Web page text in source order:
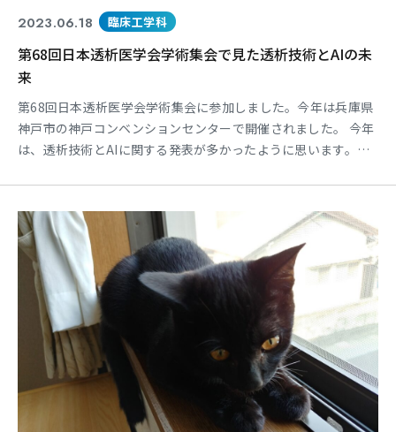
2023.06.18 臨床工学科
第68回日本透析医学会学術集会で見た透析技術とAIの未
来
第68回日本透析医学会学術集会に参加しました。今年は兵庫県
神戸市の神戸コンベンションセンターで開催されました。 今年
は、透析技術とAIに関する発表が多かったように思います。こ
また、この学会の楽しみの1つが卒業生の活躍を知ることです。
今年も卒業生が発表している姿を見ることができ、とても嬉し
くなりました。学生時代は国家試験勉強で必死になってい